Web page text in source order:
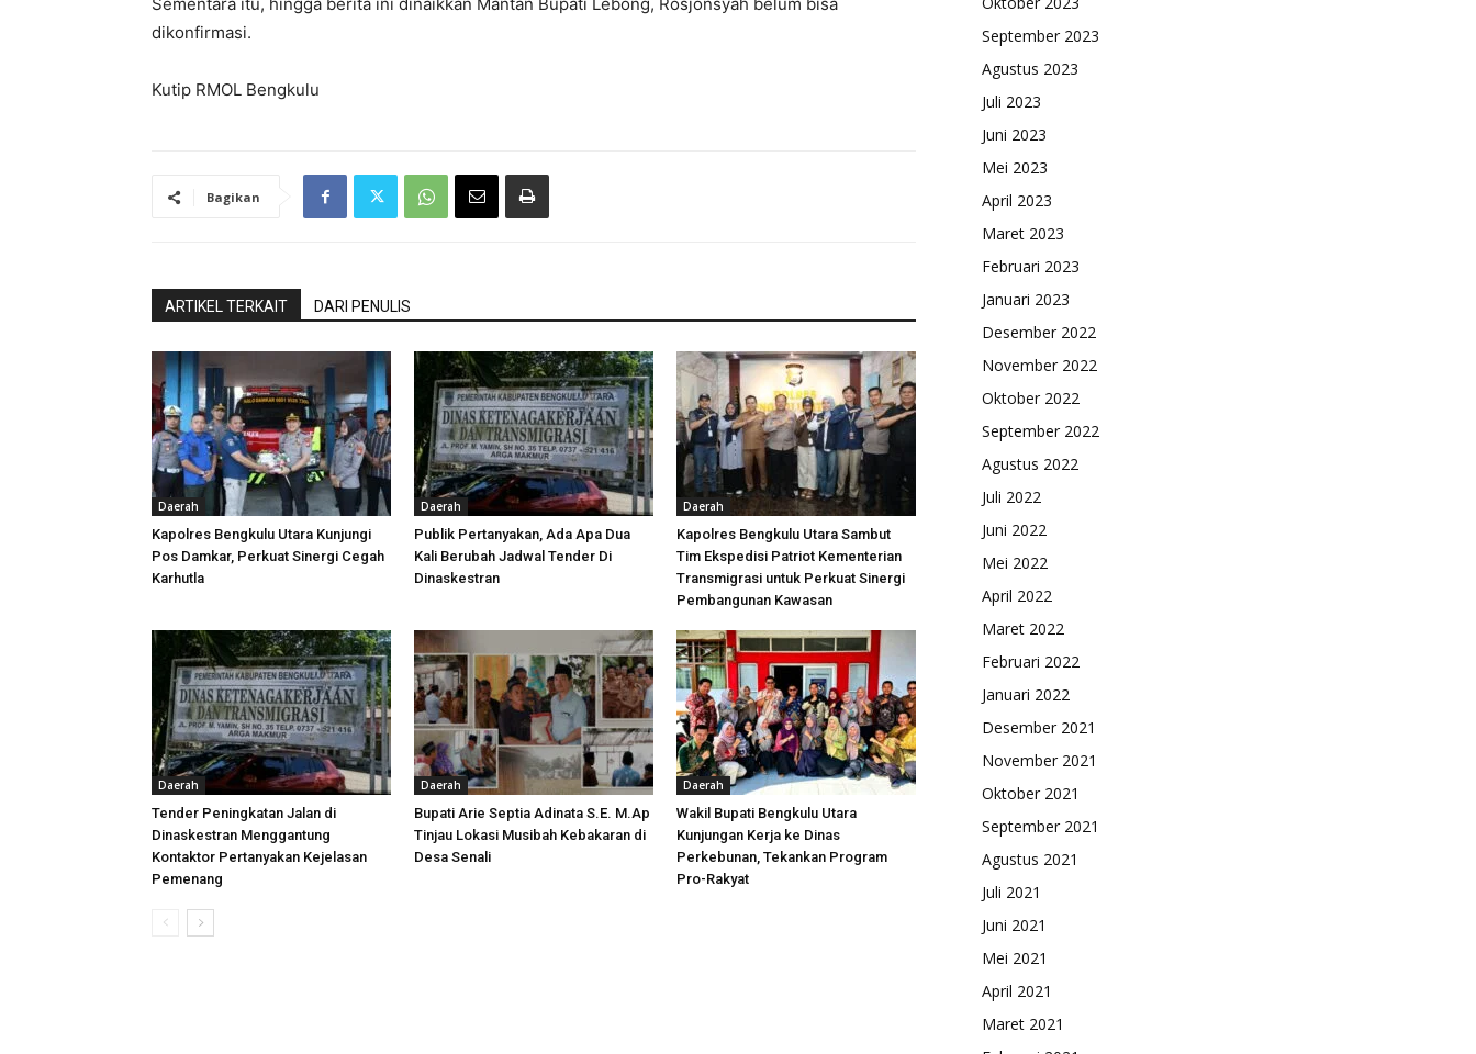
dikonfirmasi.
Kutip RMOL Bengkulu
Bagikan
ARTIKEL TERKAIT DARI PENULIS
Daerah
Kapolres Bengkulu Utara Kunjungi
Pos Damkar, Perkuat Sinergi Cegah
Karhutla
Daerah
Publik Pertanyakan, Ada Apa Dua
Kali Berubah Jadwal Tender Di
Dinaskestran
Daerah
Kapolres Bengkulu Utara Sambut
Tim Ekspedisi Patriot Kementerian
Transmigrasi untuk Perkuat Sinergi
Pembangunan Kawasan
Daerah
Tender Peningkatan Jalan di
Dinaskestran Menggantung
Kontaktor Pertanyakan Kejelasan
Pemenang
Daerah
Bupati Arie Septia Adinata S.E. M.Ap
Tinjau Lokasi Musibah Kebakaran di
Desa Senali
Daerah
Wakil Bupati Bengkulu Utara
Kunjungan Kerja ke Dinas
Perkebunan, Tekankan Program
Pro-Rakyat
September 2023
Agustus 2023
Juli 2023
Juni 2023
Mei 2023
April 2023
Maret 2023
Februari 2023
Januari 2023
Desember 2022
November 2022
Oktober 2022
September 2022
Agustus 2022
Juli 2022
Juni 2022
Mei 2022
April 2022
Maret 2022
Februari 2022
Januari 2022
Desember 2021
November 2021
Oktober 2021
September 2021
Agustus 2021
Juli 2021
Juni 2021
Mei 2021
April 2021
Maret 2021